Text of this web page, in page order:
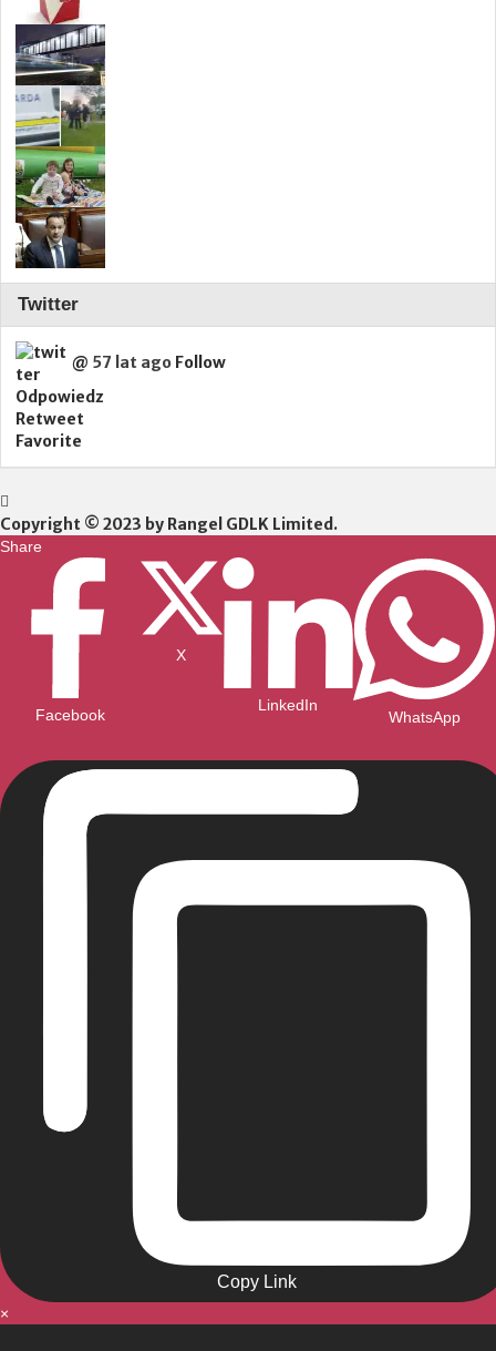
Twitter
@ 57 lat ago Follow
Odpowiedz
Retweet
Favorite
Copyright © 2023 by Rangel GDLK Limited.
Share
Facebook
X
LinkedIn
WhatsApp
Copy Link
×